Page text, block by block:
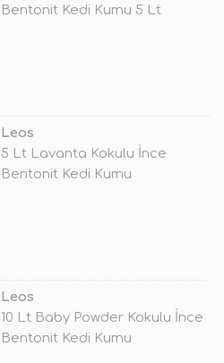
Bentonit Kedi Kumu 5 Lt
Leos
5 Lt Lavanta Kokulu İnce
Bentonit Kedi Kumu
Leos
10 Lt Baby Powder Kokulu İnce
Bentonit Kedi Kumu